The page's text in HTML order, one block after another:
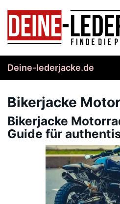
content
Deine-lederjacke.de
Bikerjacke
Bikerjacke
Guide für